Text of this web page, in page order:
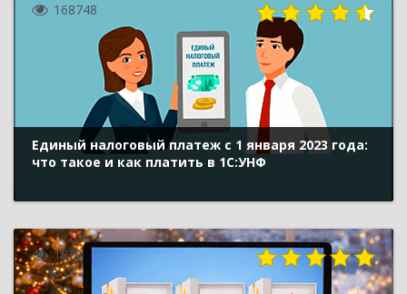
168748
Единый налоговый платеж с 1 января 2023 года:
что такое и как платить в 1С:УНФ
1828